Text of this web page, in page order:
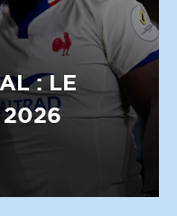
: LE
2026